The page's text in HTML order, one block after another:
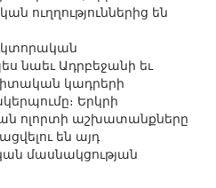
ուղղություններից են
նաեւ Ադրբեջանի եւ
կադրերի
Երկրի
ոլորտի աշխատանքները
են այդ
մասնակցության